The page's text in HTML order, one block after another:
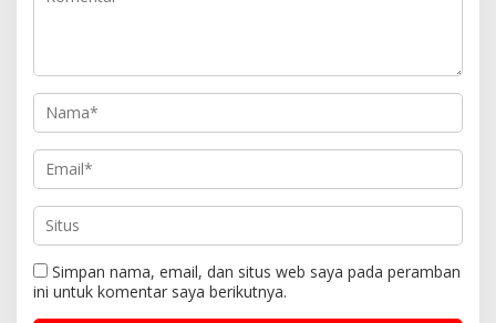
Simpan nama, email, dan situs web saya pada peramban
ini untuk komentar saya berikutnya.